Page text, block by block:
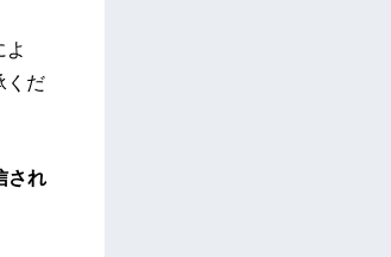
よ
くだ
され